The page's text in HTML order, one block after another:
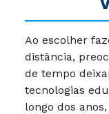
Ao escolher
distância,
de tempo
tecnologias
longo dos